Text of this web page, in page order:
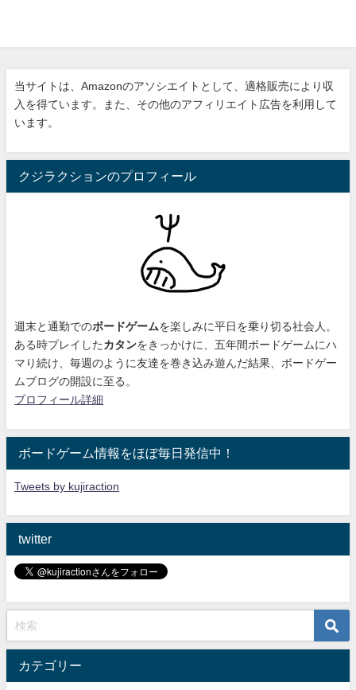
当サイトは、Amazonのアソシエイトとして、適格販売により収
入を得ています。また、その他のアフィリエイト広告を利用して
います。
クジラクションのプロフィール
週末と通勤でのボードゲームを楽しみに平日を乗り切る社会人。
ある時プレイした カタンをきっかけに、 五年間ボードゲームにハ
マり続け 、毎週のように友達を巻き込み遊んだ結果、ボードゲー
ムブログの開設に至る。
プロフィール詳細
ボードゲーム情報をほぼ毎日発信中！
Tweets by kujiraction
twitter
カテゴリー